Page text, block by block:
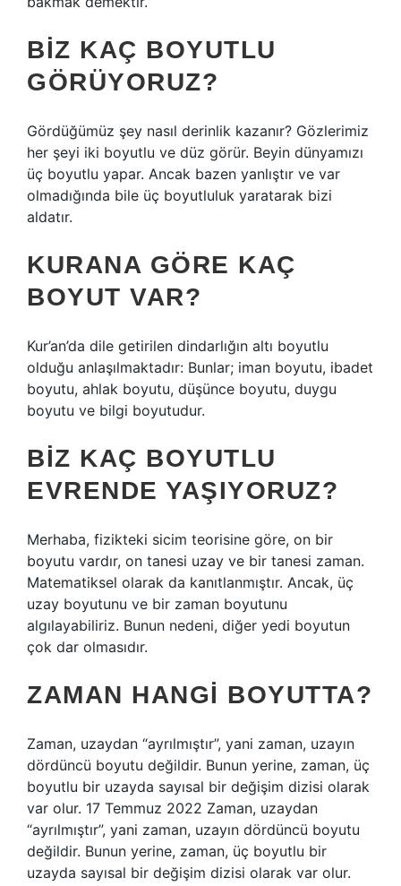
BIZ KAÇ BOYUTLU
GÖRÜYORUZ?
Gördüğümüz şey nasıl derinlik kazanır? Gözlerimiz
her şeyi iki boyutlu ve düz görür. Beyin dünyamızı
üç boyutlu yapar. Ancak bazen yanlıştır ve var
olmadığında bile üç boyutluluk yaratarak bizi
aldatır.
KURANA GÖRE KAÇ
BOYUT VAR?
Kur’an’da dile getirilen dindarlığın altı boyutlu
olduğu anlaşılmaktadır: Bunlar; iman boyutu, ibadet
boyutu, ahlak boyutu, düşünce boyutu, duygu
boyutu ve bilgi boyutudur.
BIZ KAÇ BOYUTLU
EVRENDE YAŞIYORUZ?
Merhaba, fizikteki sicim teorisine göre, on bir
boyutu vardır, on tanesi uzay ve bir tanesi zaman.
Matematiksel olarak da kanıtlanmıştır. Ancak, üç
uzay boyutunu ve bir zaman boyutunu
algılayabiliriz. Bunun nedeni, diğer yedi boyutun
çok dar olmasıdır.
ZAMAN HANGI BOYUTTA?
Zaman, uzaydan “ayrılmıştır”, yani zaman, uzayın
dördüncü boyutu değildir. Bunun yerine, zaman, üç
boyutlu bir uzayda sayısal bir değişim dizisi olarak
var olur. 17 Temmuz 2022 Zaman, uzaydan
“ayrılmıştır”, yani zaman, uzayın dördüncü boyutu
değildir. Bunun yerine, zaman, üç boyutlu bir
uzayda sayısal bir değişim dizisi olarak var olur.